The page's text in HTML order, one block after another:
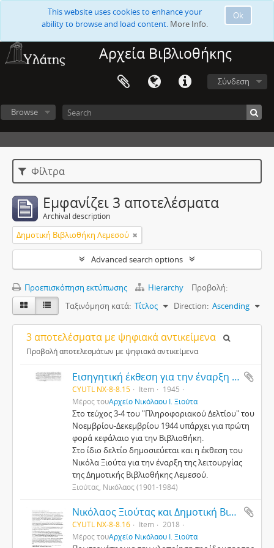
Ok
This website uses cookies to enhance your
ability to browse and load content. More Info.
Αρχεία Βιβλιοθήκης
Σύνδεση
Browse
Φίλτρα
Εμφανίζει 3 αποτελέσματα
Archival description
Δημοτική Βιβλιοθήκη Λεμεσού
Advanced search options
Προεπισκόπηση εκτύπωσης Hierarchy
Προβολή:
Ταξινόμηση κατά: Τίτλος Direction: Ascending
3 αποτελέσματα με ψηφιακά αντικείμενα
Προβολή αποτελεσμάτων με ψηφιακά αντικείμενα
Εισηγητική έκθεση για την έναρξη της λειτουργίας της Δημοτικής Βιβλιοθήκης στη Λεμεσό
CYUTL NX-8-8.15 Item
1945
Μέρος τουΑρχείο Νικόλαου Ι. Ξιούτα
Στο τεύχος 3-4 του "Πληροφοριακού Δελτίου" του
Νοεμβρίου-Δεκεμβρίου 1944 υπάρχει για πρώτη
φορά κεφάλαιο για την Βιβλιοθήκη.
Στο ίδιο δελτίο δημοσιεύεται και η έκθεση του
Νικόλα Ξιούτα για την έναρξη της λειτουργίας
της Δημοτικής Βιβλιοθήκης Λεμεσού.
Ξιούτας, Νικόλαος (1901-1984)
Νικόλαος Ξιούτας και Δημοτική Βιβλιοθήκη Λεμεσού
CYUTL NX-8-8.16 Item
2018
Μέρος τουΑρχείο Νικόλαου Ι. Ξιούτα